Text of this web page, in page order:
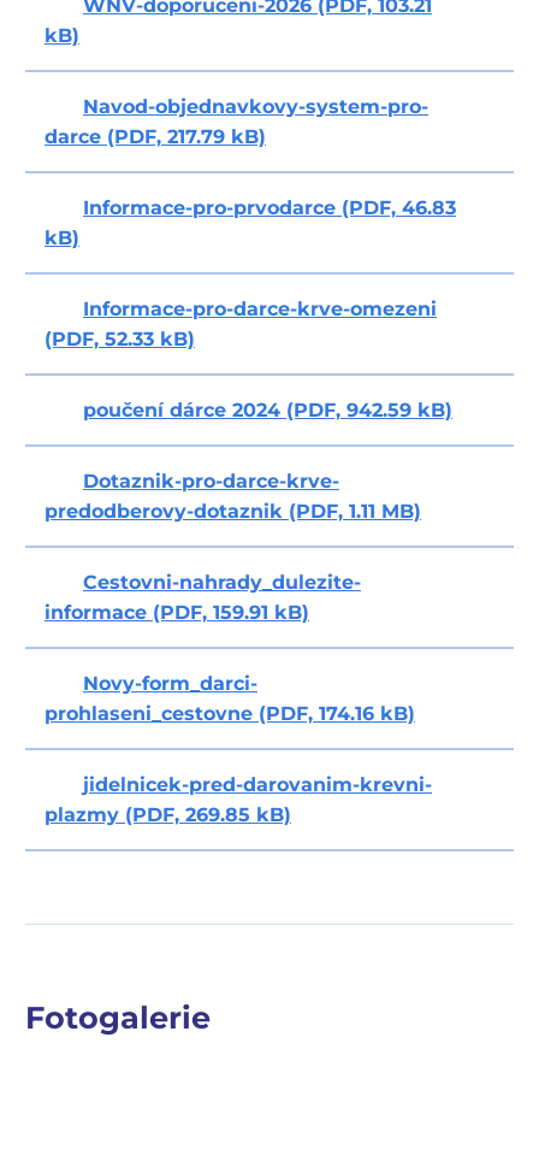
WNV-doporuceni-2026 (PDF, 103.21
kB)
Navod-objednavkovy-system-pro-
darce (PDF, 217.79 kB)
Informace-pro-prvodarce (PDF, 46.83
kB)
Informace-pro-darce-krve-omezeni
(PDF, 52.33 kB)
poučení dárce 2024 (PDF, 942.59 kB)
Dotaznik-pro-darce-krve-
predodberovy-dotaznik (PDF, 1.11 MB)
Cestovni-nahrady_dulezite-
informace (PDF, 159.91 kB)
Novy-form_darci-
prohlaseni_cestovne (PDF, 174.16 kB)
jidelnicek-pred-darovanim-krevni-
plazmy (PDF, 269.85 kB)
Fotogalerie